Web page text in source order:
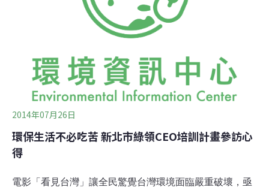
眾購買國產智慧節能家電產品，都可自由建構家庭智慧節
能網絡，依照電價高低來智慧化使用家電，充分達到節能
省錢的目的。工研院綠能所副所長何無忌表示，全球家庭
將持續協助推動TaiSEIA101成為國家標準，並擴大智慧家
2014年07月26日
環保生活不必吃苦 新北市綠領CEO培訓計畫參訪心
得
電影「看見台灣」讓全民驚覺台灣環境面臨嚴重破壞，亟